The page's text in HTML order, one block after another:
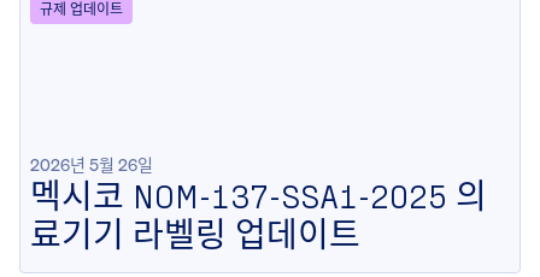
규제 업데이트
2026년 5월 26일
멕시코 NOM-137-SSA1-2025 의
료기기 라벨링 업데이트